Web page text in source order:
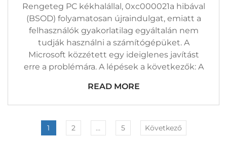
Rengeteg PC kékhalállal, 0xc000021a hibával
(BSOD) folyamatosan újraindulgat, emiatt a
felhasználók gyakorlatilag egyáltalán nem
tudják használni a számítógépüket. A
Microsoft közzétett egy ideiglenes javítást
erre a problémára. A lépések a következők: A
READ MORE
1 2 … 5 Következő